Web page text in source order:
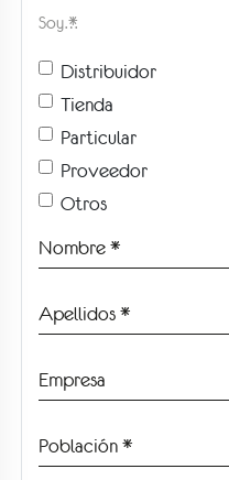
Soy…*
Distribuidor
Tienda
Particular
Proveedor
Otros